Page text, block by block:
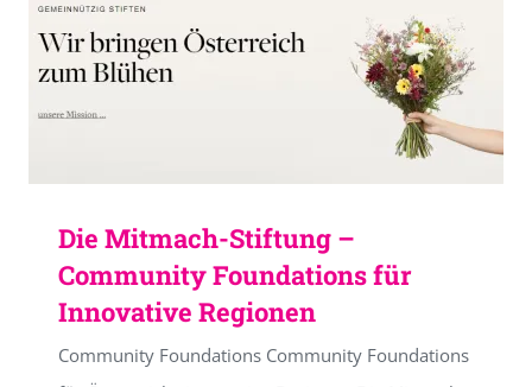
Die Mitmach-Stiftung –
Community Foundations für
Innovative Regionen
Community Foundations Community Foundations